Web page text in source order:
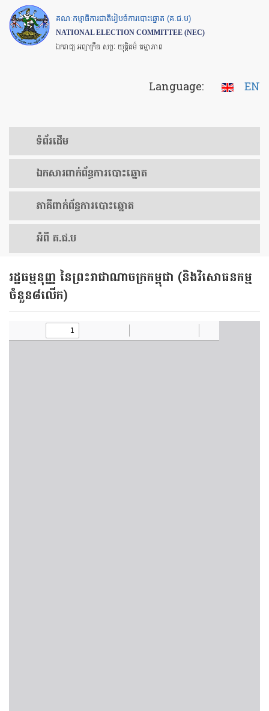
Skip
to
main
គណៈកម្មាធិការជាតិរៀបចំការបោះឆ្នោត (គ.ជ.ប)
NATIONAL ELECTION COMMITTEE (NEC)
ឯករាជ្យ អព្យាក្រឹត សច្ចៈ យុត្តិធម៌ តម្លាភាព
Language: EN
ទំព័រ​ដើម
ឯកសារ​ពាក់ព័ន្ធ​ការ​បោះឆ្នោត
​ភាគីពាក់ព័ន្ធ​​ការ​បោះឆ្នោត
អំពី គ.ជ.ប
រដ្ឋធម្មនុញ្ញ នៃព្រះរាជាណាចក្រកម្ពុជា (និងវិសោធនកម្ម
ចំនួន៨លើក)